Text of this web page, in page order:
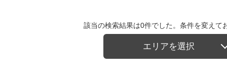
該当の検索結果は0件でした。条件を変えて
エリアを選択